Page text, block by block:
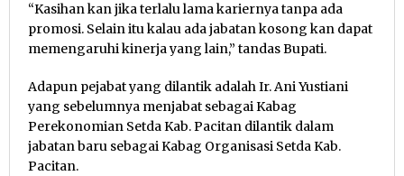
“Kasihan kan jika terlalu lama kariernya tanpa ada
promosi. Selain itu kalau ada jabatan kosong kan dapat
memengaruhi kinerja yang lain,” tandas Bupati.
Adapun pejabat yang dilantik adalah Ir. Ani Yustiani
yang sebelumnya menjabat sebagai Kabag
Perekonomian Setda Kab. Pacitan dilantik dalam
jabatan baru sebagai Kabag Organisasi Setda Kab.
Pacitan.